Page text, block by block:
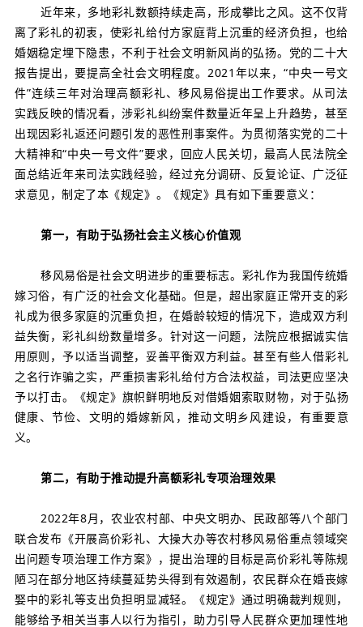
近年来，多地彩礼数额持续走高，形成攀比之风。这不仅背
离了彩礼的初衷，使彩礼给付方家庭背上沉重的经济负担，也给
婚姻稳定埋下隐患，不利于社会文明新风尚的弘扬。党的二十大
报告提出，要提高全社会文明程度。2021年以来，“中央一号文
件”连续三年对治理高额彩礼、移风易俗提出工作要求。从司法
实践反映的情况看，涉彩礼纠纷案件数量近年呈上升趋势，甚至
出现因彩礼返还问题引发的恶性刑事案件。为贯彻落实党的二十
大精神和“中央一号文件”要求，回应人民关切，最高人民法院全
面总结近年来司法实践经验，经过充分调研、反复论证、广泛征
求意见，制定了本《规定》。《规定》具有如下重要意义：
第一，有助于弘扬社会主义核心价值观
移风易俗是社会文明进步的重要标志。彩礼作为我国传统婚
嫁习俗，有广泛的社会文化基础。但是，超出家庭正常开支的彩
礼成为很多家庭的沉重负担，在婚龄较短的情况下，造成双方利
益失衡，彩礼纠纷数量增多。针对这一问题， 法院应根据诚实信
用原则，予以适当调整，妥善平衡双方利益。甚至有些人借彩礼
之名行诈骗之实，严重损害彩礼给付方合法权益，司法更应坚决
予以打击。
《规定》旗帜鲜明地反对借婚姻索取财物，对于弘扬
健康、节俭、文明的婚嫁新风，推动文明乡风建设，有重要意
义。
第二，有助于推动提升高额彩礼专项治理效果
2022年8月，农业农村部、中央文明办、民政部等八个部门
联合发布《开展高价彩礼、大操大办等农村移风易俗重点领域突
出问题专项治理工作方案》，提出治理的目标是高价彩礼等陈规
陋习在部分地区持续蔓延势头得到有效遏制，农民群众在婚丧嫁
娶中的彩礼等支出负担明显减轻。《规定》通过明确裁判规则，
能够给予相关当事人以行为指引，助力引导人民群众更加理性地